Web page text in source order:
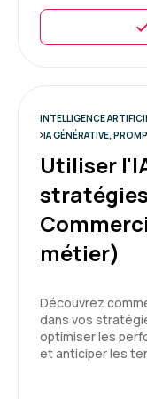
Je suis
Etant un novice
avec une très
enjeux, du
des principes
les bonnes
Aelion et bravo
Formation : IA
Cécilia V.
INTELLIGENCE
IA GÉNÉRATIVE,
Utiliser
métier)
Découvrez
dans vos
optimiser les
et anticiper les